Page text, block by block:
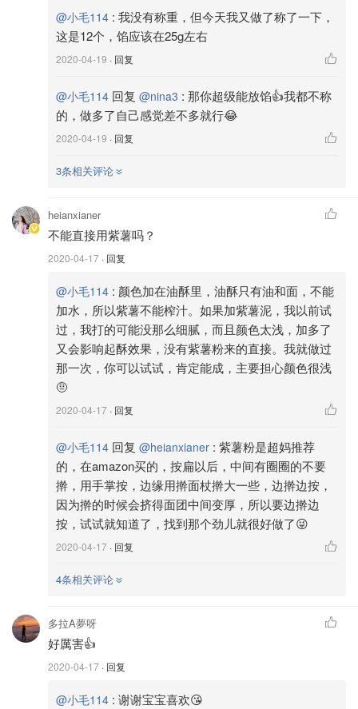
4️⃣按扁，擀成长条舌形，从上往下卷起来。最后的卷边朝
上，把6个都做好盖上保鲜膜防止面团变干。
5️⃣拿出一个面团竖着放，再擀成长条舌形，从上到下卷起
来，卷边朝上，6个都卷好。想要千层酥最顶端层次漂亮一
些，卷进去的那一端就要擀的尽可能薄。看成品图，如果太
厚，顶端白色面团就会面积很大，影响千层效果。
@小毛114 : 我没有称重，但今天我又做了称了一下，
这是12个，馅应该在25g左右
2020-04-19 · 回复
@小毛114 回复 @nina3 : 那你超级能放馅👍我都不称
的，做多了自己感觉差不多就行😂
2020-04-19 · 回复
3条相关评论
heianxianer
不能直接用紫薯吗？
2020-04-17 · 回复
@小毛114 : 颜色加在油酥里，油酥只有油和面，不能
加水，所以紫薯不能榨汁。如果加紫薯泥，我以前试
过，我打的可能没那么细腻，而且颜色太浅，加多了
又会影响起酥效果，没有紫薯粉来的直接。我就做过
那一次，你可以试试，肯定能成，主要担心颜色很浅
🤨
2020-04-17 · 回复
@小毛114 回复 @heianxianer : 紫薯粉是超妈推荐
的，在amazon买的，按扁以后，中间有圈圈的不要
擀，用手掌按，边缘用擀面杖擀大一些，边擀边按，
因为擀的时候会挤得面团中间变厚，所以要边擀边
按，试试就知道了，找到那个劲儿就很好做了😜
2020-04-17 · 回复
4条相关评论
多拉A夢呀
好厲害👍
2020-04-17 · 回复
@小毛114 : 谢谢宝宝喜欢😘